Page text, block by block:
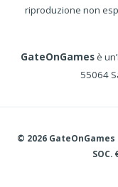
riproduzione non
GateOnGamesè
55064
© 2026 GateOnGames -
SOC.